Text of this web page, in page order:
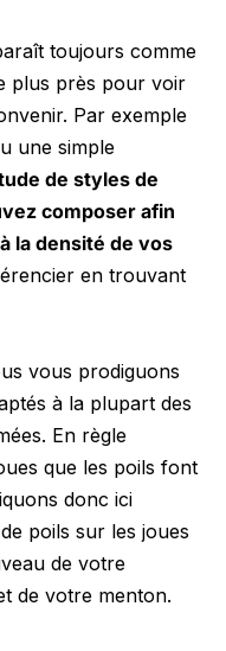
toujours comme
plus près pour voir
Par exemple
une simple
de styles de
composer afin
la densité de vos
en trouvant
vous prodiguons
à la plupart des
En règle
que les poils font
donc ici
poils sur les joues
de votre
de votre menton.